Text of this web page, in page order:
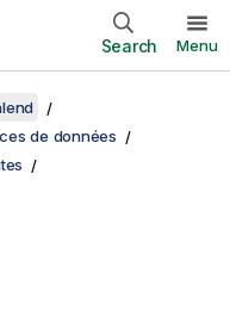
Search Menu
de données